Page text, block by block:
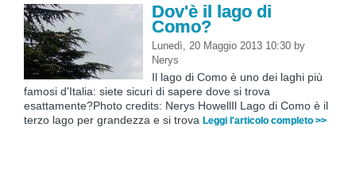
Dov'è il lago di
Como?
Lunedì, 20 Maggio 2013 10:30 by
Nerys
Il lago di Como è uno dei laghi più
famosi d'Italia: siete sicuri di sapere dove si trova
esattamente?Photo credits: Nerys HowellIl Lago di Como è il
terzo lago per grandezza e si trova Leggi l'articolo completo >>